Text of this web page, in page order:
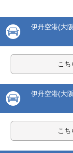
伊丹空港(大
こ
伊丹空港(大
こ